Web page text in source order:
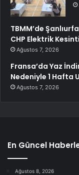
TBMM’de
CHP Elektrik
Ağustos 7, 2026
Fransa’da Yaz
Nedeniyle 1 Hafta
Ağustos 7, 2026
En Güncel
Ağustos 8, 2026